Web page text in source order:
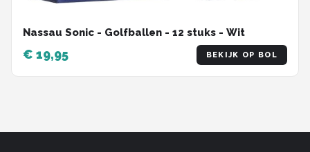
Nassau Sonic - Golfballen - 12 stuks - Wit
€ 19,95 BEKIJK OP BOL